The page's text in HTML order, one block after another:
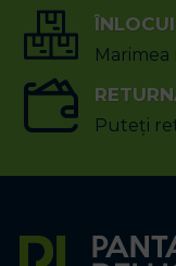
Puteți